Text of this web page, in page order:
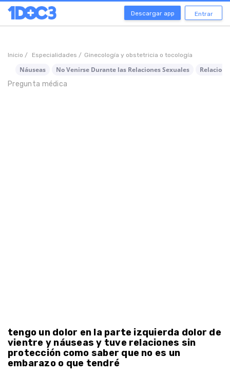
Descargar app Entrar
Inicio / Especialidades / Ginecología y obstetricia o tocología
Náuseas No Venirse Durante las Relaciones Sexuales
Pregunta médica
tengo un dolor en la parte izquierda dolor de
vientre y náuseas y tuve relaciones sin
protección como saber que no es un
embarazo o que tendré